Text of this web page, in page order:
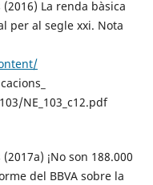
(2016) La renda bàsica
per al segle xxi. Nota
NE_103_c12.pdf
¡No son 188.000
del BBVA sobre la